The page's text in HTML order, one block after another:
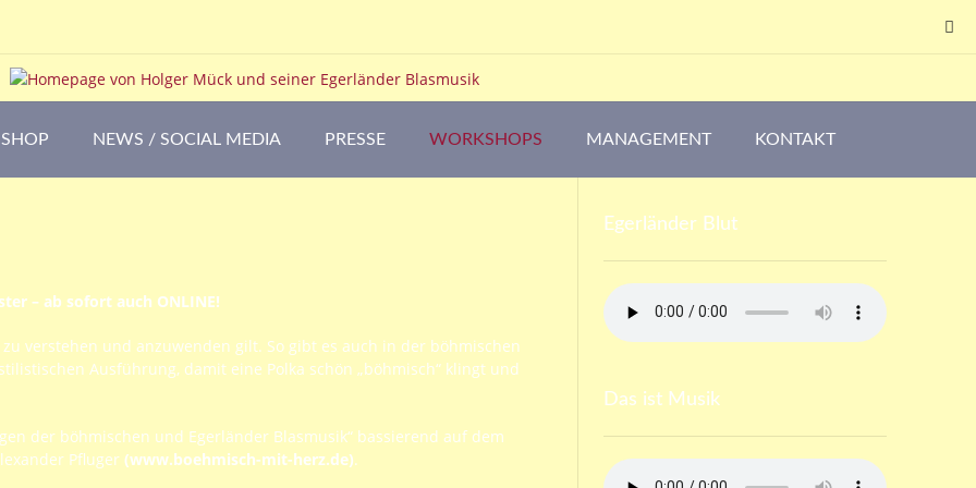
SHOP NEWS / SOCIAL MEDIA PRESSE WORKSHOPS MANAGEMENT KONTAKT
– ab sofort auch ONLINE!
verstehen und anzuwenden gilt. So gibt es auch in der böhmischen
Ausführung, damit eine Polka schön „böhmisch“ klingt und
der böhmischen und Egerländer Blasmusik“ bassierend auf dem
Pfluger (www.boehmisch-mit-herz.de).
Egerländer Blut
Das ist Musik